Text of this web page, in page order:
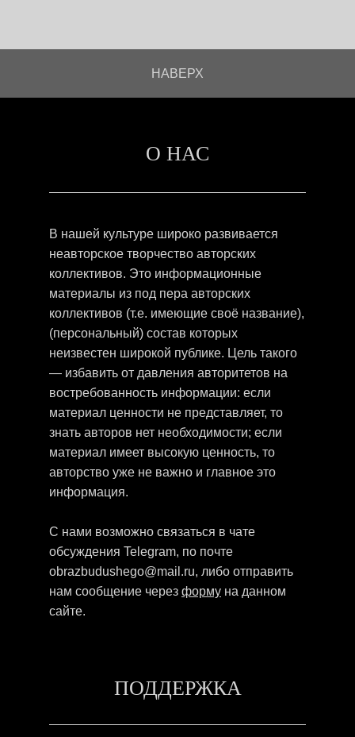
НАВЕРХ
О НАС
В нашей культуре широко развивается
неавторское творчество авторских
коллективов. Это информационные
материалы из под пера авторских
коллективов (т.е. имеющие своё название),
(персональный) состав которых
неизвестен широкой публике. Цель такого
— избавить от давления авторитетов на
востребованность информации: если
материал ценности не представляет, то
знать авторов нет необходимости; если
материал имеет высокую ценность, то
авторство уже не важно и главное это
информация.
С нами возможно связаться в чате
обсуждения Telegram, по почте
obrazbudushego@mail.ru, либо отправить
нам сообщение через форму на данном
сайте.
ПОДДЕРЖКА